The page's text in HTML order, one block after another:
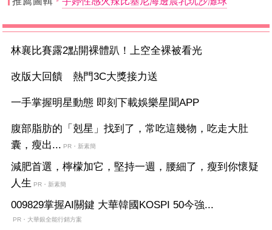
林襄比賽露2點開裸體趴！上空全裸被看光
改版大回饋 熱門3C大獎接力送
一手掌握明星動態 即刻下載娛樂星聞APP
腹部脂肪的「剋星」找到了，常吃這幾物，吃走大肚
囊，瘦出... PR・新素簡
減肥首選，檸檬加它，堅持一週，腰細了，瘦到你懷疑
人生 PR・新素簡
009829掌握AI關鍵 大華韓國KOSPI 50今強...
PR・大華銀全能行銷方案